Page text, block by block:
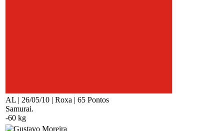
AL | 26/05/10 | Roxa | 65 Pontos
Samurai.
-60 kg